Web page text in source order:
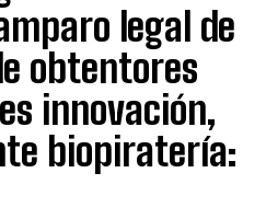
legal de
obtentores
innovación,
biopiratería: